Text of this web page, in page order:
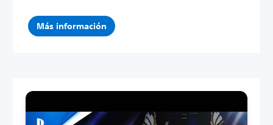
Más información